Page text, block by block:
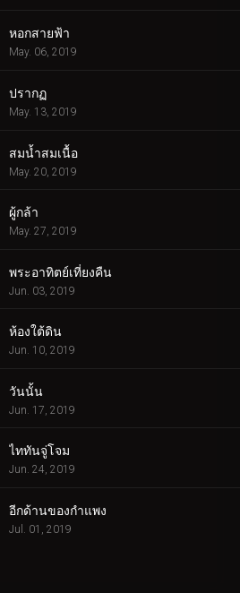
หอกสายฟ้า
May. 06, 2019
ปรากฏ
May. 13, 2019
สมน้ำสมเนื้อ
May. 20, 2019
ผู้กล้า
May. 27, 2019
พระอาทิตย์เที่ยงคืน
Jun. 03, 2019
ห้องใต้ดิน
Jun. 10, 2019
วันนั้น
Jun. 17, 2019
ไททันจู่โจม
Jun. 24, 2019
อีกด้านของกำแพง
Jul. 01, 2019